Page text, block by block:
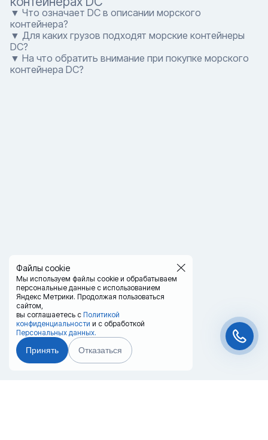
Файлы cookie
Мы используем файлы cookie и обрабатываем
персональные данные с использованием
Яндекс Метрики. Продолжая пользоваться
сайтом,
вы соглашаетесь с Политикой
конфиденциальности и с обработкой
Персональных данных.
Принять Отказаться
▼ Что означает DC в описании морского
контейнера?
▼ Для каких грузов подходят морские контейнеры
DC?
▼ На что обратить внимание при покупке морского
контейнера DC?